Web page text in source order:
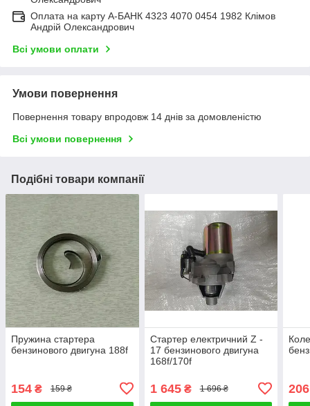
Оплата на карту А-БАНК 4323 4070 0454 1982 Клімов
Андрій Олександрович
Всі умови оплати
Умови повернення
Повернення товару впродовж 14 днів за домовленістю
Всі умови повернення
Подібні товари компанії
Пружина стартера
бензинового двигуна 188f
154 ₴ 159 ₴
Стартер електричний Z -
17 бензинового двигуна
168f/170f
1 645₴ 1 696 ₴ 206